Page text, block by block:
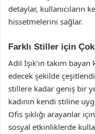
detaylar, kullanıcıların
hissetmelerini sağlar.
Farklı Stiller için
Adil Işık’ın takım
edecek şekilde
stillere kadar geniş bir
kadının kendi stiline
Ofis şıklığı arayanlar
sosyal etkinliklerde